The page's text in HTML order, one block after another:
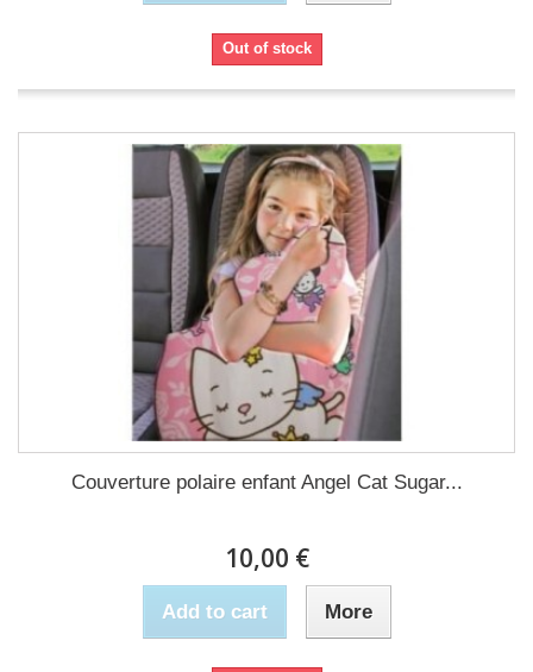
Out of stock
Couverture polaire enfant Angel Cat Sugar...
10,00 €
Add to cart More